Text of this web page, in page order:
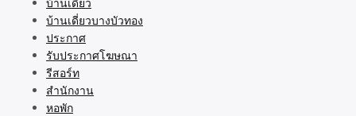
บ้านเดี่ยวบางบัวทอง
ประกาศ
รับประกาศโฆษณา
รีสอร์ท
สำนักงาน
หอพัก